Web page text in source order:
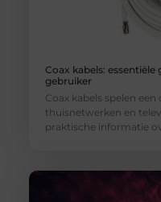
Coax kabels:
gebruiker
Coax kabels spelen
thuisnetwerken en
praktische informatie